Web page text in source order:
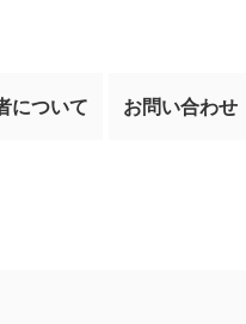
について お問い合わせ